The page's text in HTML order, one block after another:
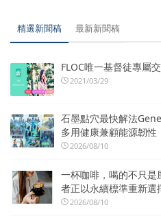
精選新聞稿 最新新聞稿
FLOC唯一基督徒專屬
2021/03/29
石墨點穴最快解法
多用健康兼顧能源韌
2026/08/10
一杯咖啡，喝的不只
者正以永續標準重新選
2026/08/10